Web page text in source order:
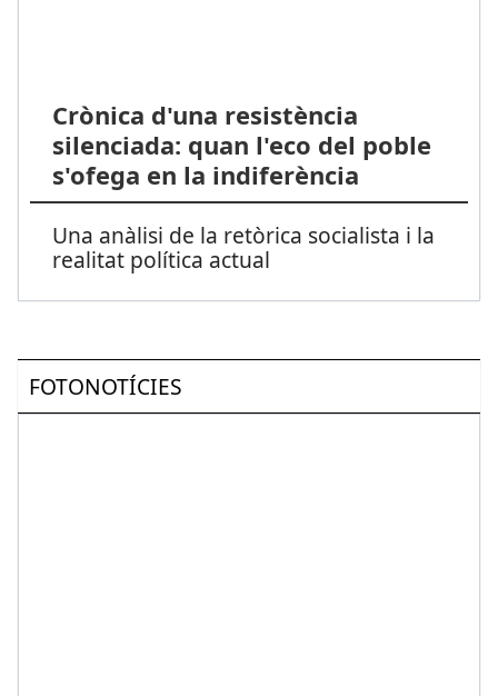
Crònica d'una resistència
silenciada: quan l'eco del poble
s'ofega en la indiferència
Una anàlisi de la retòrica socialista i la
realitat política actual
FOTONOTÍCIES